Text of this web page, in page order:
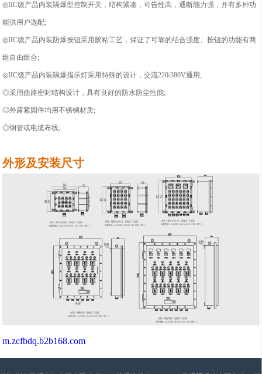
◎IIC级产品内装隔爆型控制开关，结构紧凑，可告性高，通断能力强，并有多种功
能供用户选配;
◎IIC级产品内装防爆按钮采用胶粘工艺，保证了可靠的结合强度、按钮的功能有两
组自由组合;
◎IIC级产品内装隔爆指示灯采用特殊的设计，交流220/380V通用;
◎采用曲路密封结构设计，具有良好的防水防尘性能;
◎外露紧固件均用不锈钢材质;
◎钢管或电缆布线;
外形及安装尺寸
m.zcfbdq.b2b168.com